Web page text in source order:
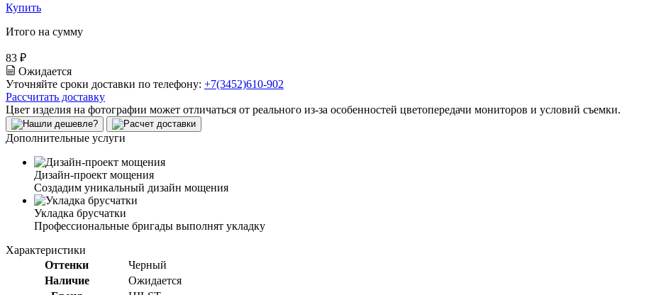
Купить
Итого на сумму
83 ₽
Ожидается
Уточняйте сроки доставки по телефону: +7(3452)610-902
Рассчитать доставку
Цвет изделия на фотографии может отличаться от реального из-за особенностей цветопередачи мониторов и условий съемки.
Дополнительные услуги
Дизайн-проект мощения
Создадим уникальный дизайн мощения
Укладка брусчатки
Профессиональные бригады выполнят укладку
Характеристики
Оттенки
Черный
Наличие
Ожидается